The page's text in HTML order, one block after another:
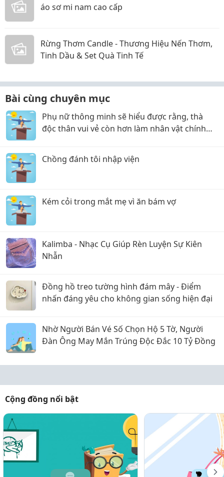
áo sơ mi nam cao cấp
Rừng Thơm Candle - Thương Hiệu Nến Thơm,
Tinh Dầu & Set Quà Tinh Tế
Bài cùng chuyên mục
Phụ nữ thông minh sẽ hiểu được rằng, thà
độc thân vui vẻ còn hơn làm nhân vật chính
Chồng đánh tôi nhập viện
Kém cỏi trong mắt mẹ vì ăn bám vợ
Kalimba - Nhạc Cụ Giúp Rèn Luyện Sự Kiên
Nhẫn
Đồng hồ treo tường hình đám mây - Điểm
nhấn đáng yêu cho không gian sống hiện đại
Nhờ Người Bán Vé Số Chọn Hộ 5 Tờ, Người
Đàn Ông May Mắn Trúng Độc Đắc 10 Tỷ Đồng
Cộng đồng nổi bật